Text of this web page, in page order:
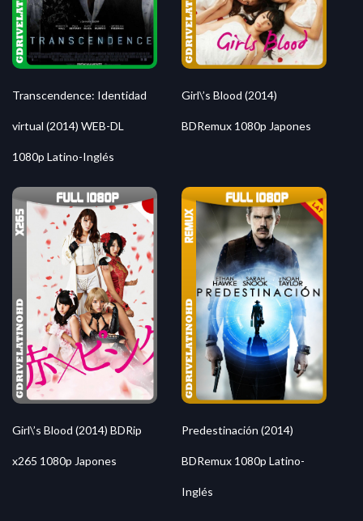
Transcendence: Identidad
virtual (2014) WEB-DL
1080p Latino-Inglés
Girl\’s Blood (2014)
BDRemux 1080p Japones
Girl\’s Blood (2014) BDRip
x265 1080p Japones
Predestinación (2014)
BDRemux 1080p Latino-
Inglés